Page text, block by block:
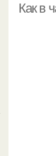
Как в